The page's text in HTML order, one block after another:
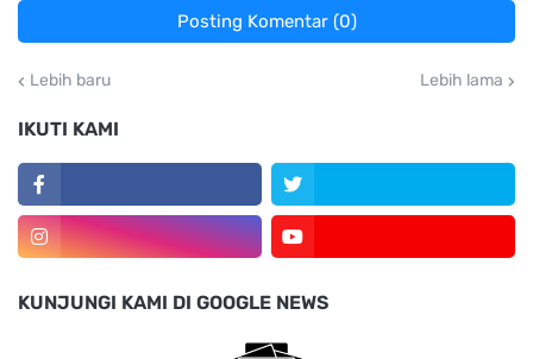
Posting Komentar (0)
Lebih baru Lebih lama
IKUTI KAMI
KUNJUNGI KAMI DI GOOGLE NEWS